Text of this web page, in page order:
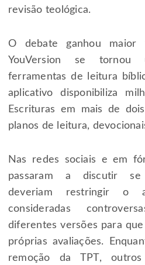
revisão teológica.
O debate ganhou maior
YouVersion se tornou
ferramentas de leitura
aplicativo disponibiliza
Escrituras em mais de
planos de leitura,
Nas redes sociais e em
passaram a discutir se
deveriam restringir o
consideradas
diferentes versões para
próprias avaliações.
remoção da TPT,